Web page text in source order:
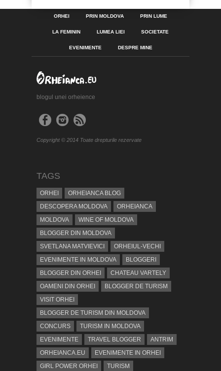
ORHEI PRIN MOLDOVA PRIN LUME
LA FEMININ LUMEA LIEI SOCIETATE
EVENIMENTE DESPRE MINE
blogul unei orheience
Copyright © 2014 Toate drepturile rezervate
TAGS
ORHEI
ORHEIANCA BLOG
DESCOPERA MOLDOVA
ORHEIANCA
MOLDOVA
WINE OF MOLDOVA
BLOGGER DIN MOLDOVA
SVETLANA MATVIEVICI
ORHEIUL-VECHI
EVENIMENTE IN MOLDOVA
BLOGGERI
BLOGGER DIN ORHEI
CHATEAU VARTELY
OAMENI DIN ORHEI
BLOGGER DE TURISM
VISIT ORHEI
BLOGGER DE TURISM DIN MOLDOVA
CONCURS
TURISM IN MOLDOVA
EVENIMENTE
TRAVEL BLOGGER
ANTRIM
ORHEIANCA.EU
EVENIMENTE IN ORHEI
GIRL POWER ORHEI
TURISM